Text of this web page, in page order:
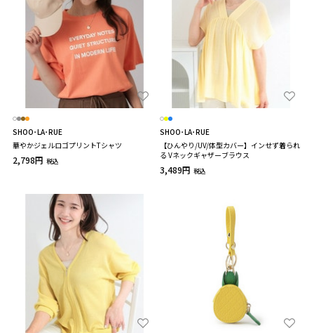
SHOO･LA･RUE
華やかジェルロゴプリントTシャツ
2,798円 税込
SHOO･LA･RUE
【ひんやり/UV/体型カバー】インせず着られ
る Vネックギャザーブラウス
3,489円 税込